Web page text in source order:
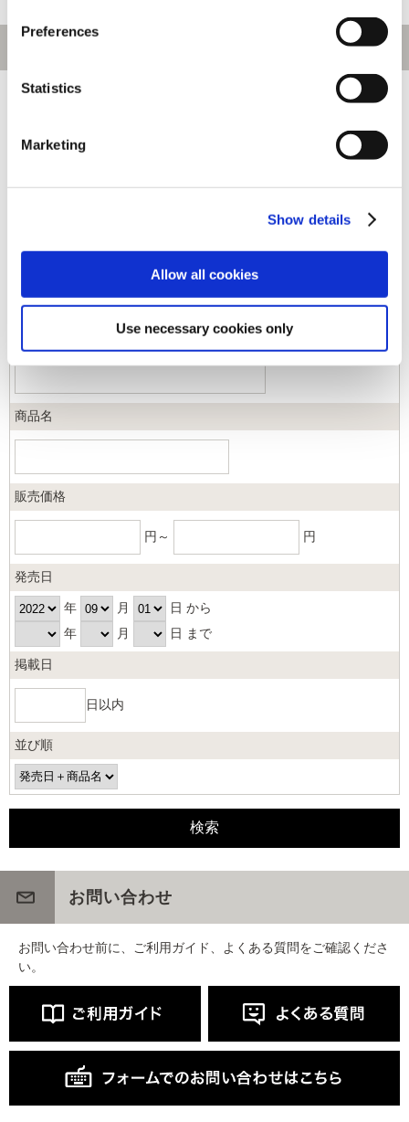
Preferences
Statistics
Marketing
Show details
Allow all cookies
Use necessary cookies only
キーワード
商品名
販売価格
円～ 円
発売日
年 月
日 から
年
月 日 まで
掲載日
日以内
並び順
お問い合わせ
お問い合わせ前に、ご利用ガイド、よくある質問をご確認くださ
い。